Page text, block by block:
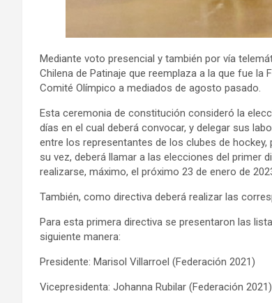
Mediante voto presencial y también por vía
Chilena de Patinaje que reemplaza a la que fue la
Comité Olímpico a mediados de agosto pasado.
Esta ceremonia de constitución consideró la
días en el cual deberá convocar, y delegar sus
entre los representantes de los clubes de
su vez, deberá llamar a las elecciones del primer
realizarse, máximo, el próximo 23 de enero de
También, como directiva deberá realizar las
Para esta primera directiva se presentaron las
siguiente manera:
Presidente: Marisol Villarroel (Federación 2021)
Vicepresidenta: Johanna Rubilar (Federación 2021)